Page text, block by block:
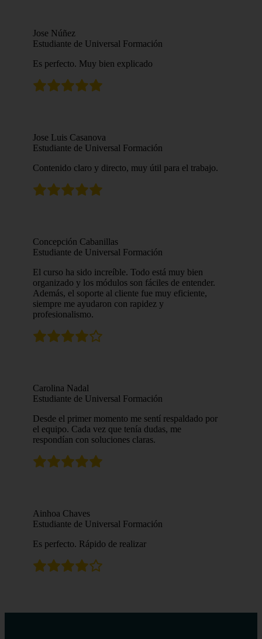
Jose Núñez
Estudiante de Universal Formación
Es perfecto. Muy bien explicado
Jose Luis Casanova
Estudiante de Universal Formación
Contenido claro y directo, muy útil para el trabajo.
Concepción Cabanillas
Estudiante de Universal Formación
El curso ha sido increíble. Todo está muy bien
organizado y los módulos son fáciles de entender.
Además, el soporte al cliente fue muy eficiente,
siempre me ayudaron con rapidez y
profesionalismo.
Carolina Nadal
Estudiante de Universal Formación
Desde el primer momento me sentí respaldado por
el equipo. Cada vez que tenía dudas, me
respondían con soluciones claras.
Ainhoa Chaves
Estudiante de Universal Formación
Es perfecto. Rápido de realizar